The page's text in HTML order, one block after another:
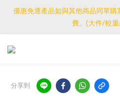
優惠免運產品如與其他商品同單
費。(大件/較
優惠免運產品如與其他商品同單
費。(大件/較
<公告>感謝支持！我們團隊由30/
優惠免運產品如與其他商品同單
費。(大件/較重
分享到